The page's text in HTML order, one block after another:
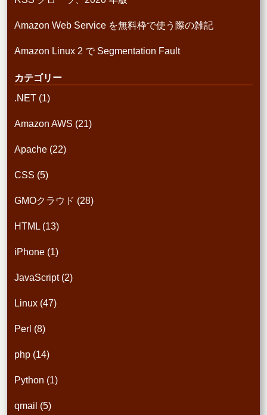
Amazon Web Service を無料枠で使う際の雑記
Amazon Linux 2 で Segmentation Fault
カテゴリー
.NET (1)
Amazon AWS (21)
Apache (22)
CSS (5)
GMOクラウド (28)
HTML (13)
iPhone (1)
JavaScript(2)
Linux (47)
Perl (8)
php (14)
Python (1)
qmail (5)